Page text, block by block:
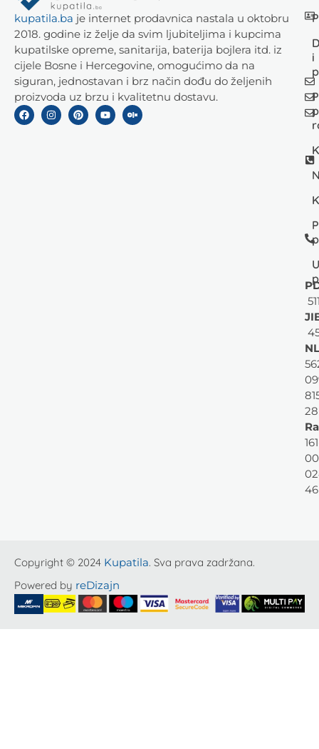
kupatila.ba je internet prodavnica nastala u oktobru
2018. godine iz želje da svim ljubiteljima i kupcima
kupatilske opreme, sanitarija, baterija bojlera itd. iz
cijele Bosne i Hercegovine, omogućimo da na
siguran, jednostavan i brz način dođu do željenih
proizvoda uz brzu i kvalitetnu dostavu.
i
28
46
Copyright © 2024 Kupatila. Sva prava zadržana.
Powered by reDizajn